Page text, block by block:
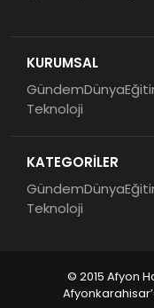
KURUMSAL
GündemDünya
Teknoloji
KATEGORİLER
GündemDünya
Teknoloji
© 2015 Afyon